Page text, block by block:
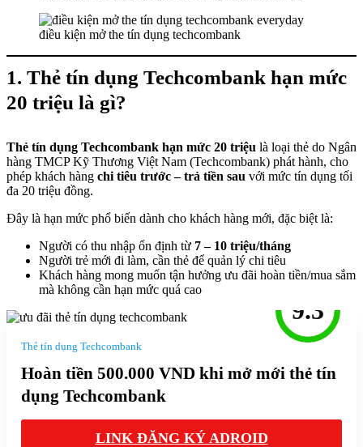
điều kiện mở the tín dụng techcombank
1. Thẻ tín dụng Techcombank hạn mức
20 triệu là gì?
Thẻ tín dụng Techcombank hạn mức 20 triệu là loại thẻ do Ngân
hàng TMCP Kỹ Thương Việt Nam (Techcombank) phát hành, cho
phép khách hàng chi tiêu trước – trả tiền sau với mức tín dụng tối
đa 20 triệu đồng.
Đây là hạn mức phổ biến dành cho khách hàng mới, đặc biệt là:
Người có thu nhập ổn định từ 7 – 10 triệu/tháng
Người trẻ mới đi làm, cần thẻ để quản lý chi tiêu
Khách hàng mong muốn tận hưởng ưu đãi hoàn tiền/mua sắm
mà không cần hạn mức quá cao
9.3
Thẻ tín dụng Techcombank
Hoàn tiền 500.000 VND khi mở mới thẻ tín
dụng Techcombank
LINK ĐĂNG KÝ ADROID